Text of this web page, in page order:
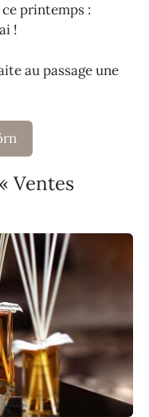
printemps :
!
au passage une
Ventes